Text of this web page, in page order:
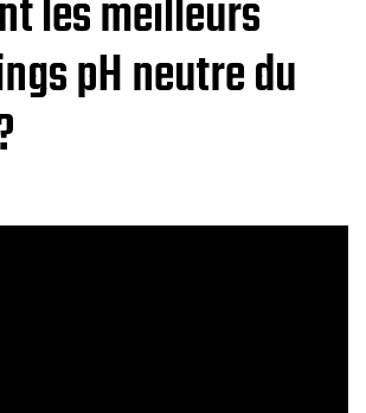
les meilleurs
pH neutre du